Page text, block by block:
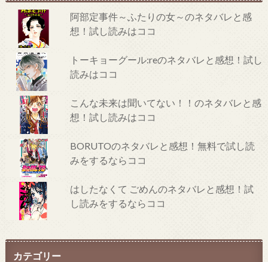
阿部定事件～ふたりの女～のネタバレと感
想！試し読みはココ
トーキョーグール:reのネタバレと感想！試し
読みはココ
こんな未来は聞いてない！！のネタバレと感
想！試し読みはココ
BORUTOのネタバレと感想！無料で試し読
みをするならココ
はしたなくて ごめんのネタバレと感想！試
し読みをするならココ
カテゴリー